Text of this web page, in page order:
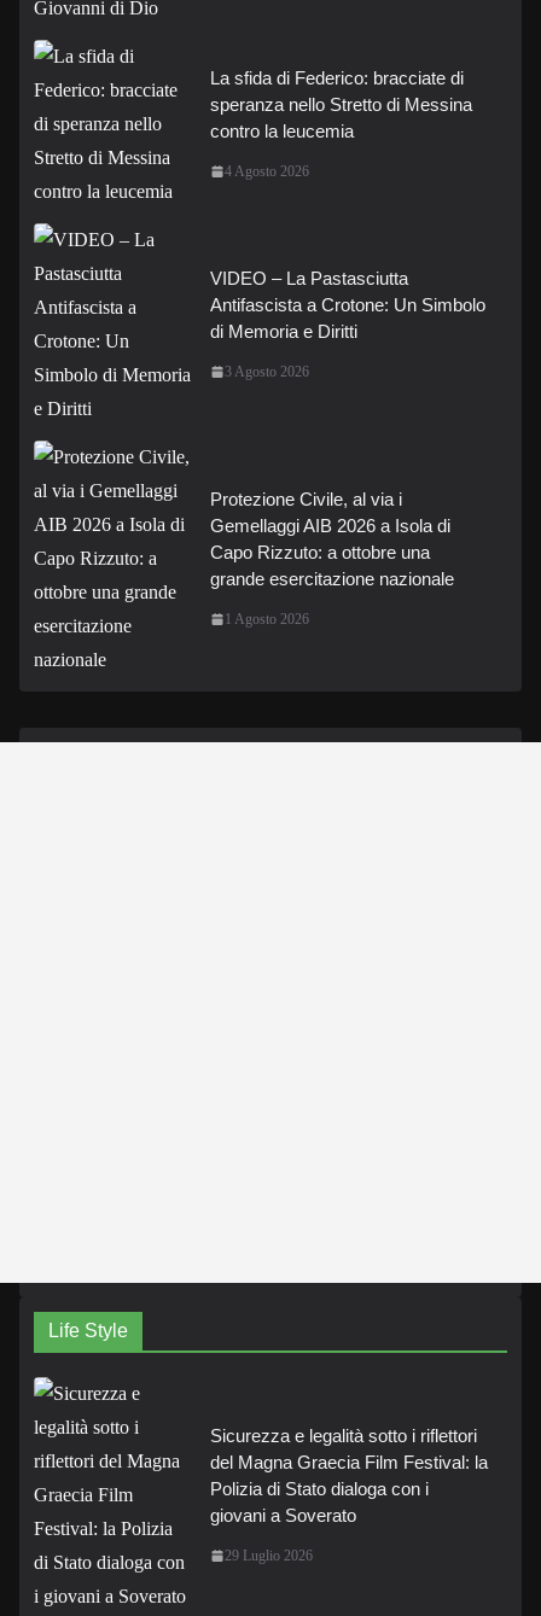
La sfida di Federico: bracciate di
speranza nello Stretto di Messina
contro la leucemia
4 Agosto 2026
VIDEO – La Pastasciutta
Antifascista a Crotone: Un Simbolo
di Memoria e Diritti
3 Agosto 2026
Protezione Civile, al via i
Gemellaggi AIB 2026 a Isola di
Capo Rizzuto: a ottobre una
grande esercitazione nazionale
1 Agosto 2026
Life Style
Sicurezza e legalità sotto i riflettori
del Magna Graecia Film Festival: la
Polizia di Stato dialoga con i
giovani a Soverato
29 Luglio 2026